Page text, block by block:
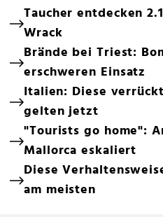
Taucher entdecken
Wrack
Brände bei Triest:
erschweren Einsatz
Italien: Diese
gelten jetzt
"Tourists go home":
Mallorca eskaliert
Diese
am meisten